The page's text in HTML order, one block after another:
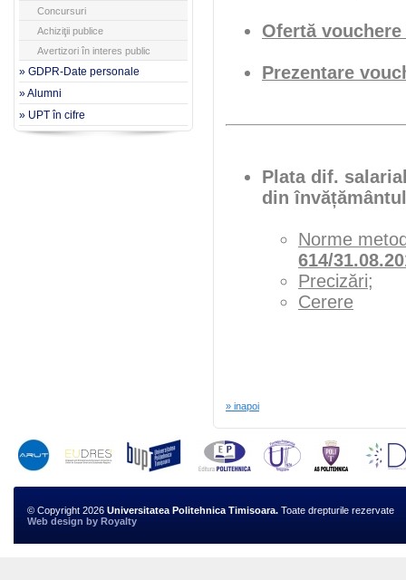
Concursuri
Achiziţii publice
Avertizori în interes public
» GDPR-Date personale
» Alumni
» UPT în cifre
Ofertă
Prezentare
Plata dif.
din
Norme
614/
Precizări;
Cerere
» inapoi
© Copyright 2026 Universitatea Politehnica Timisoara. Toate drepturile rezervate
Web design by Royalty